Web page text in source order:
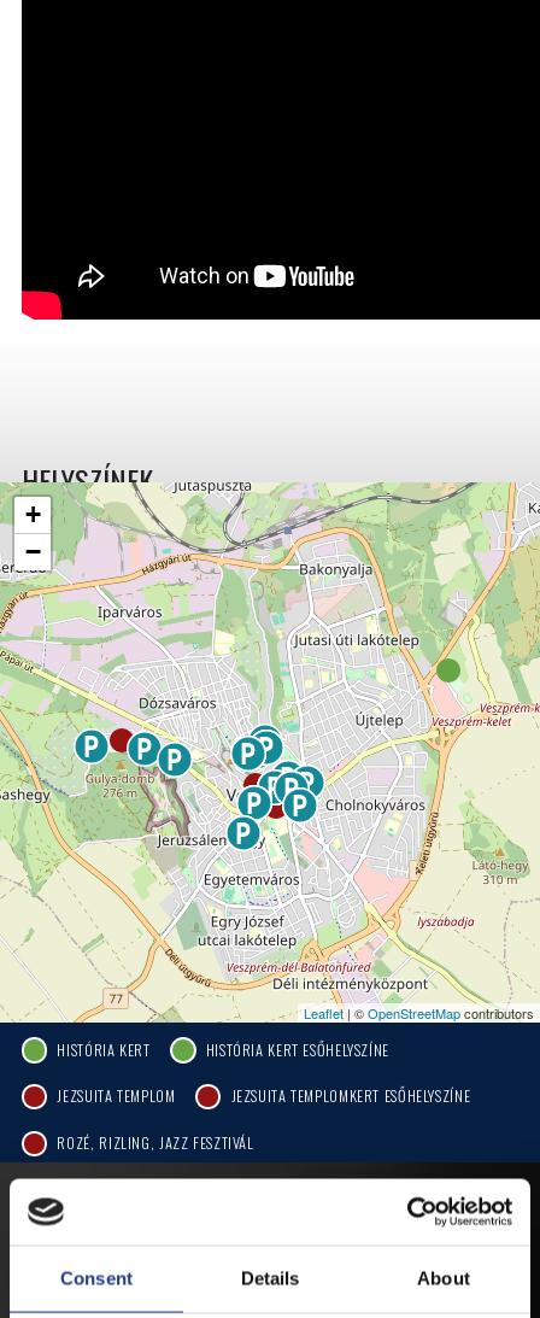
Consent Details About
+
−
Leaflet| ©OpenStreetMapcontributors
HELYSZÍNEK
HISTÓRIA KERT HISTÓRIA KERT ESŐHELYSZÍNE
JEZSUITA TEMPLOM JEZSUITA TEMPLOMKERT ESŐHELYSZÍNE
ROZÉ, RIZLING, JAZZ FESZTIVÁL
MOBIL APP